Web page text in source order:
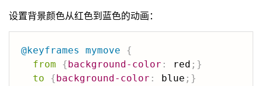
设置背景颜色从红色到蓝色的动画：
@keyframes mymove
{
from
{background-color : red ; }
to
{background-color : blue ; }